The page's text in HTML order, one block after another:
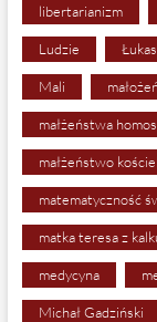
libertarianizm
Ludzie
Mali
małżeństwa
małżeństwo
matematyczność
matka teresa z
medycyna
Michał Gadziński